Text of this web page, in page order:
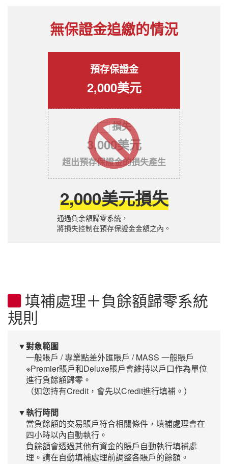
無保證金追繳的情況
預存保證金
2,000美元
損失
3,000美元
超出預存保證金的損失產生
2,000美元損失
通過負余額歸零系統，
將損失控制在預存保證金金額之內。
填補處理＋負餘額歸零系統
規則
▼對象範圍
一般賬戶 / 專業點差外匯賬戶 / MASS 一般賬戶
※Premier賬戶和Deluxe賬戶會維持以戶口作為單位
進行負餘額歸零。
（如您持有Credit，會先以Credit進行填補。）
▼執行時間
當負餘額的交易賬戶符合相關條件，填補處理會在
四小時以內自動執行。
負餘額會透過其他有資金的賬戶自動執行填補處
理。請在自動填補處理前調整各賬戶的餘額。